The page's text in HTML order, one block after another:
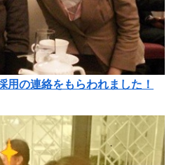
用の連絡をもらわれました！